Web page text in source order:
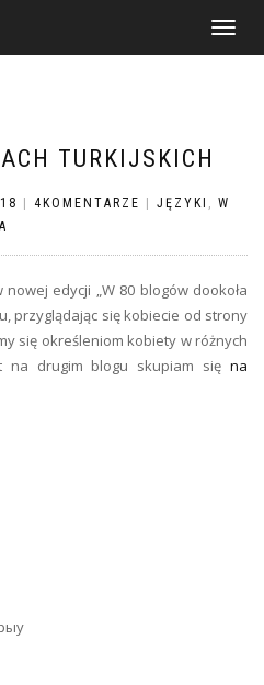
WŁĄCZ
TURKIJSKICH
4KOMENTARZE JĘZYKI , W
edycji „W 80 blogów dookoła
przyglądając się kobiecie od strony
się określeniom kobiety w różnych
na drugim blogu skupiam się na